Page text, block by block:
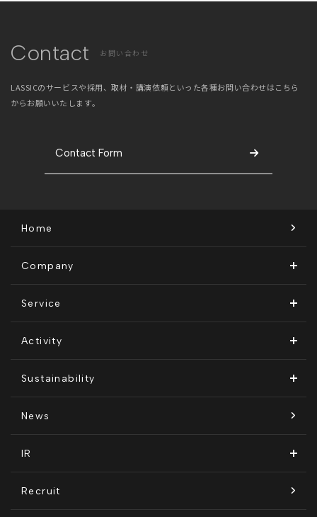
Contact お問い合わせ
LASSICのサービスや採用、取材・講演依頼といった各種お問い合わせはこちら
からお願いいたします。
Contact Form
Home
Company
ビジョン・ミッション
会社概要
沿革
Service
Remogu（リモグ）・リラシク
Remoguフリーランス
Activity
メディア運営
テレリモ総研
Sustainability
SDGsに対する取り組み
コンプライアンス推進体制
News
IR
開示情報
Recruit